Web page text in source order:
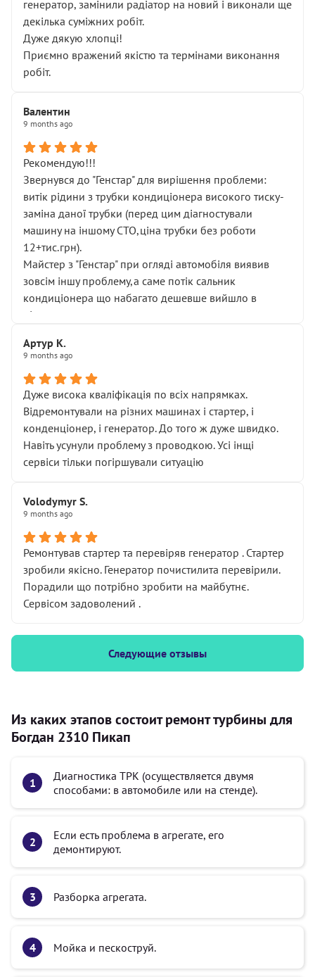
генератор, замінили радіатор на новий і виконали ще
декілька суміжних робіт.
Дуже дякую хлопці!
Приємно вражений якістю та термінами виконання
робіт.
Валентин
9 months ago
Рекомендую!!!
Звернувся до "Генстар" для вирішення проблеми:
витік рідини з трубки кондиціонера високого тиску-
заміна даної трубки (перед цим діагностували
машину на іншому СТО,ціна трубки без роботи
12+тис.грн).
Майстер з "Генстар" при огляді автомобіля виявив
зовсім іншу проблему,а саме потік сальник
кондиціонера що набагато дешевше вийшло в
підсумку.
Артур К.
9 months ago
Дуже висока кваліфікація по всіх напрямках.
Відремонтували на різних машинах і стартер, і
конденціонер, і генератор. До того ж дуже швидко.
Навіть усунули проблему з проводкою. Усі інщі
сервіси тільки погіршували ситуацію
Volodymyr S.
9 months ago
Ремонтував стартер та перевіряв генератор . Стартер
зробили якісно. Генератор почистилита перевірили.
Порадили що потрібно зробити на майбутнє.
Сервісом задоволений .
Следующие отзывы
Из каких этапов состоит ремонт турбины для
Богдан 2310 Пикап
Диагностика ТРК (осуществляется двумя
способами: в автомобиле или на стенде).
Если есть проблема в агрегате, его
демонтируют.
Разборка агрегата.
Мойка и пескоструй.